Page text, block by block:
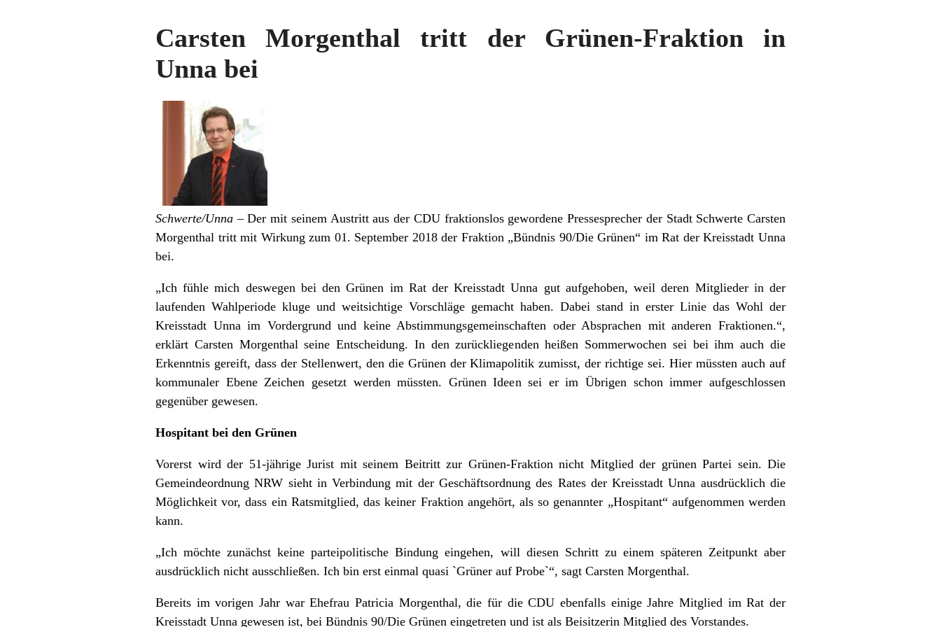
Carsten Morgenthal tritt der Grünen-Fraktion in
Unna bei
Schwerte/Unna –Der mit seinem Austritt aus der CDU fraktionslos gewordene Pressesprecher der Stadt Schwerte Carsten
Morgenthal tritt mit Wirkung zum 01. September 2018 der Fraktion „Bündnis 90/Die Grünen“ im Rat der Kreisstadt Unna
bei.
„Ich fühle mich deswegen bei den Grünen im Rat der Kreisstadt Unna gut aufgehoben, weil deren Mitglieder in der
laufenden Wahlperiode kluge und weitsichtige Vorschläge gemacht haben. Dabei stand in erster Linie das Wohl der
Kreisstadt Unna im Vordergrund und keine Abstimmungsgemeinschaften oder Absprachen mit anderen Fraktionen.“,
erklärt Carsten Morgenthal seine Entscheidung. In den zurückliegenden heißen Sommerwochen sei bei ihm auch die
Erkenntnis gereift, dass der Stellenwert, den die Grünen der Klimapolitik zumisst, der richtige sei. Hier müssten auch auf
kommunaler Ebene Zeichen gesetzt werden müssten. Grünen Ideen sei er im Übrigen schon immer aufgeschlossen
gegenüber gewesen.
Hospitant bei den Grünen
Vorerst wird der 51-jährige Jurist mit seinem Beitritt zur Grünen-Fraktion nicht Mitglied der grünen Partei sein. Die
Gemeindeordnung NRW sieht in Verbindung mit der Geschäftsordnung des Rates der Kreisstadt Unna ausdrücklich die
Möglichkeit vor, dass ein Ratsmitglied, das keiner Fraktion angehört, als so genannter „Hospitant“ aufgenommen werden
kann.
„Ich möchte zunächst keine parteipolitische Bindung eingehen, will diesen Schritt zu einem späteren Zeitpunkt aber
ausdrücklich nicht ausschließen. Ich bin erst einmal quasi `Grüner auf Probe`“, sagt Carsten Morgenthal.
Bereits im vorigen Jahr war Ehefrau Patricia Morgenthal, die für die CDU ebenfalls einige Jahre Mitglied im Rat der
Kreisstadt Unna gewesen ist, bei Bündnis 90/Die Grünen eingetreten und ist als Beisitzerin Mitglied des Vorstandes.